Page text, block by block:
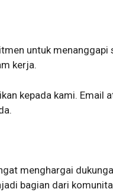
untuk
kerja.
kepada kami. Email
menghargai
bagian dari